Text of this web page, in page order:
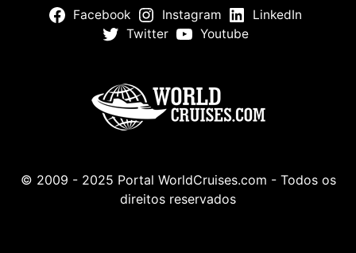
Facebook Instagram
LinkedIn
Twitter
Youtube
© 2009 - 2025 Portal WorldCruises.com - Todos os
direitos reservados